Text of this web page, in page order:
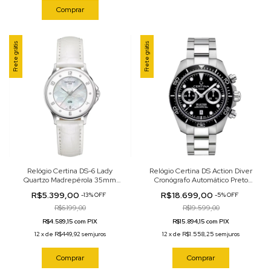
Comprar
Frete grátis
Relógio Certina DS-6 Lady
Quartzo Madrepérola 35mm
R$5.399,00-13%OFF
R$6.199,00
R$4.589,15 com PIX
12 xde R$449,92 sem juros
Comprar
Frete grátis
Relógio Certina DS Action Diver
Cronógrafo Automático Preto
R$18.699,00-5%OFF
R$19.599,00
R$15.894,15 com PIX
12 xde R$1.558,25 sem juros
Comprar